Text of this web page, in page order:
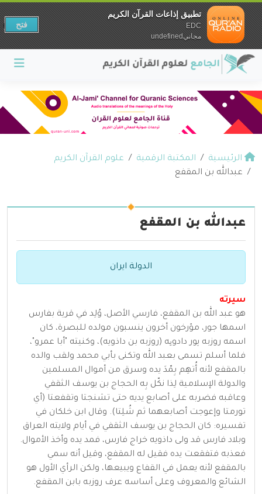
الرئيسية المكتبة الرقمية
علوم القرآن الكريم
عبدالله بن المقفع
عبدالله بن المقفع
الدولة ايران
سيرته
هو عبد الله بن المقفع، فارسي الأصل، وُلِد في قرية بفارس
اسمها جور، مؤرخون أخرون ينسبون مولده للبصرة، كان
اسمه روزبه پور دادویه (روزبه بن داذويه)، وكنيته "أبا عمرو"،
فلما أسلم تسمى بعبد الله وتكنى بأبي محمد ولقب والده
بالمقفع لأنه أُتهِم بِمّدَ يده وسرق من أموال المسلمين
والدولة الإسلامية لِذا نكّل بِه الحجاج بن يوسف الثقفي
وعاقبه فضربه على أصابع يديه حتى تشنجتا وتقفعتا (أي
تورمتا وإعوجت أصابعهما ثم شُلِتا). وقال ابن خلكان في
تفسيره: كان الحجاج بن يوسف الثقفي في أيام ولايته العراق
وبلاد فارس قد ولى داذويه خراج فارس، فمد يده وأخذ الأموال.
فعذبه فتفقعت يده فقيل له المقفع، وقيل أنه سمي
بالمقفع لأنه يعمل في القفاع ويبيعها، ولكن الرأي الأول هو
الشائع والمعروف وعلى أساسه عرف روزبه بابن المقفع.
تطبيق إذاعات القرآن الكريم
EDC
مجانيundefined
فتح